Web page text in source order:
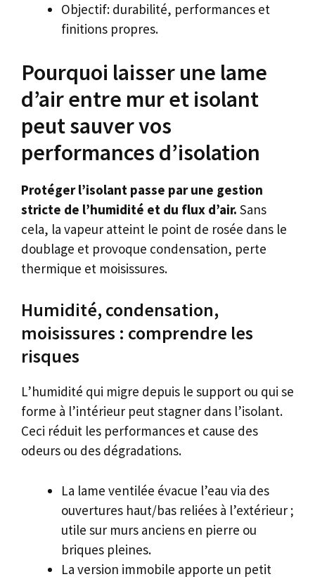
Objectif: durabilité, performances et
finitions propres.
Pourquoi laisser une lame
d’air entre mur et isolant
peut sauver vos
performances d’isolation
Protéger l’isolant passe par une gestion
stricte de l’humidité et du flux d’air. Sans
cela, la vapeur atteint le point de rosée dans le
doublage et provoque condensation, perte
thermique et moisissures.
Humidité, condensation,
moisissures : comprendre les
risques
L’humidité qui migre depuis le support ou qui se
forme à l’intérieur peut stagner dans l’isolant.
Ceci réduit les performances et cause des
odeurs ou des dégradations.
La lame ventilée évacue l’eau via des
ouvertures haut/bas reliées à l’extérieur ;
utile sur murs anciens en pierre ou
briques pleines.
La version immobile apporte un petit